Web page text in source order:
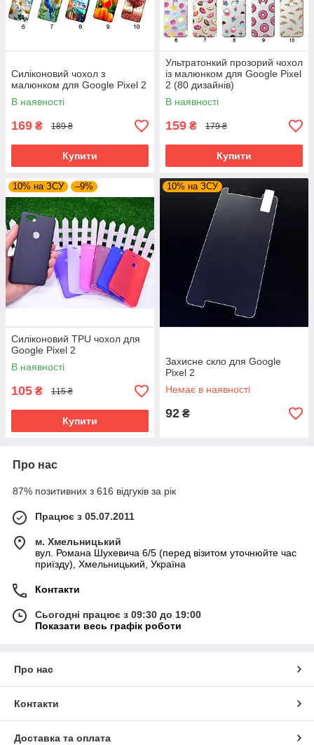
Силіконовий чохол з
малюнком для Google Pixel 2
В наявності
169 ₴ 189 ₴
Купити
Ультратонкий прозорий чохол
із малюнком для Google Pixel
2 (80 дизайнів)
В наявності
159 ₴ 179 ₴
Купити
10% на ЗСУ –9%
Силіконовий TPU чохол для
Google Pixel 2
В наявності
105 ₴ 115 ₴
Купити
10% на ЗСУ
Захисне скло для Google
Pixel 2
Немає в наявності
92 ₴
Про нас
87% позитивних з 616 відгуків за рік
Працює з 05.07.2011
м. Хмельницький
вул. Романа Шухевича 6/5 (перед візитом уточнюйте час
приїзду), Хмельницький, Україна
Контакти
Сьогодні працює з 09:30 до 19:00
Показати весь графік роботи
Про нас
Контакти
Доставка та оплата